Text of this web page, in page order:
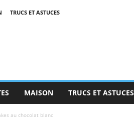
TRUCS ET ASTUCES
MAISON TRUCS ET ASTUCES
au chocolat blanc